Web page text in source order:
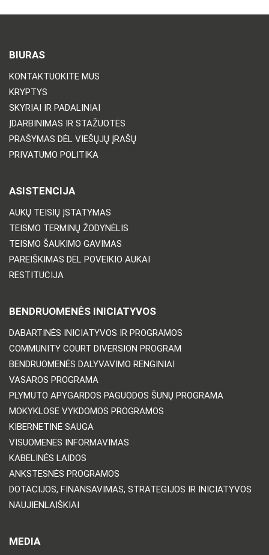
BIURAS
KONTAKTUOKITE MUS
KRYPTYS
SKYRIAI IR PADALINIAI
ĮDARBINIMAS IR STAŽUOTĖS
PRAŠYMAS DĖL VIEŠŲJŲ ĮRAŠŲ
PRIVATUMO POLITIKA
ASISTENCIJA
AUKŲ TEISIŲ ĮSTATYMAS
TEISMO TERMINŲ ŽODYNĖLIS
TEISMO ŠAUKIMO GAVIMAS
PAREIŠKIMAS DĖL POVEIKIO AUKAI
RESTITUCIJA
BENDRUOMENĖS INICIATYVOS
DABARTINĖS INICIATYVOS IR PROGRAMOS
COMMUNITY COURT DIVERSION PROGRAM
BENDRUOMENĖS DALYVAVIMO RENGINIAI
VASAROS PROGRAMA
PLYMUTO APYGARDOS PAGUODOS ŠUNŲ PROGRAMA
MOKYKLOSE VYKDOMOS PROGRAMOS
KIBERNETINĖ SAUGA
VISUOMENĖS INFORMAVIMAS
KABELINĖS LAIDOS
ANKSTESNĖS PROGRAMOS
DOTACIJOS, FINANSAVIMAS, STRATEGIJOS IR INICIATYVOS
NAUJIENLAIŠKIAI
MEDIA